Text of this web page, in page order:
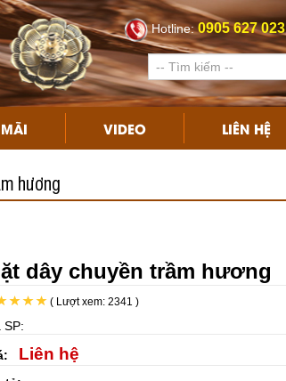
Hotline:0905 627 023
VIDEO LIÊN HỆ
hương
dây chuyền trầm hương
( Lượt xem: 2341 )
SP:
Liên hệ